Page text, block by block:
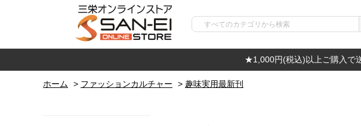
★1,000円(税込)以上ご購入
ホーム > ファッションカルチャー > 趣味実用最新刊